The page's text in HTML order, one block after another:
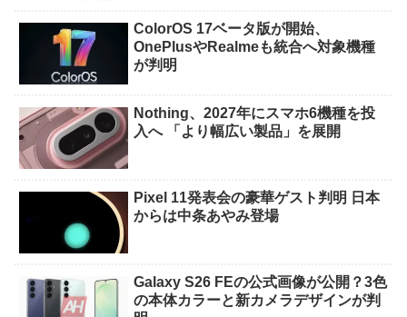
ColorOS 17ベータ版が開始、
OnePlusやRealmeも統合へ対象機種
が判明
Nothing、2027年にスマホ6機種を投
入へ 「より幅広い製品」を展開
Pixel 11発表会の豪華ゲスト判明 日本
からは中条あやみ登場
Galaxy S26 FEの公式画像が公開？3色
の本体カラーと新カメラデザインが判